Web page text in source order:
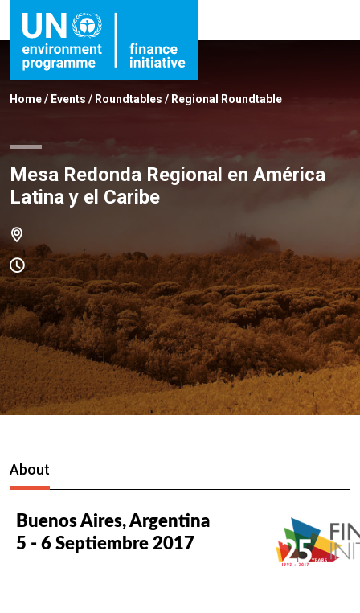
Home/ Events / Roundtables / Regional Roundtable
Mesa Redonda Regional en América
Latina y el Caribe
About
Buenos Aires, Argentina
5 - 6 Septiembre 2017